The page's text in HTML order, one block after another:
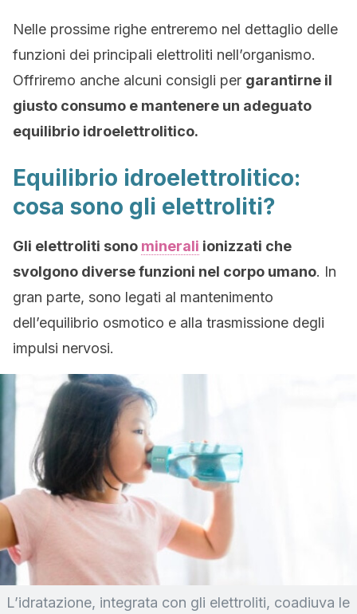
Nelle prossime righe entreremo nel dettaglio delle
funzioni dei principali elettroliti nell’organismo.
Offriremo anche alcuni consigli per garantirne il
giusto consumo e mantenere un adeguato
equilibrio idroelettrolitico.
Equilibrio idroelettrolitico:
cosa sono gli elettroliti?
Gli elettroliti sono minerali ionizzati che
svolgono diverse funzioni nel corpo umano. In
gran parte, sono legati al mantenimento
dell’equilibrio osmotico e alla trasmissione degli
impulsi nervosi.
L’idratazione, integrata con gli elettroliti, coadiuva le